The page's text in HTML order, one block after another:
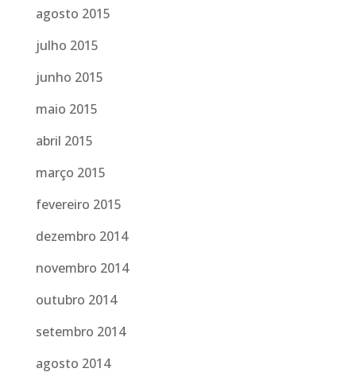
agosto 2015
julho 2015
junho 2015
maio 2015
abril 2015
março 2015
fevereiro 2015
dezembro 2014
novembro 2014
outubro 2014
setembro 2014
agosto 2014